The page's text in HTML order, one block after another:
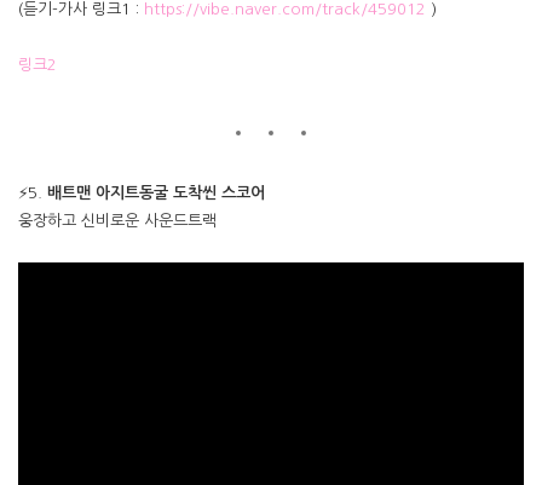
(듣기-가사 링크1 : https://vibe.naver.com/track/459012 )
링크2
⚡5. 배트맨 아지트동굴 도착씬 스코어
웅장하고 신비로운 사운드트랙